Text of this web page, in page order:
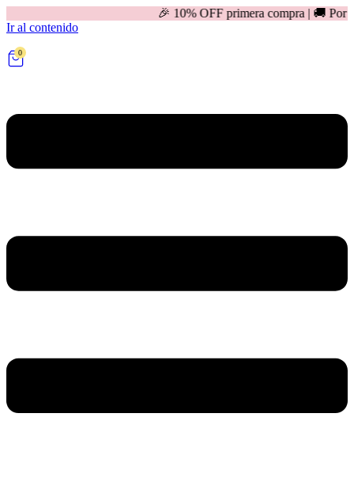
🎉 10% OFF primera compra | 🚚 Por compras
Ir al contenido
0